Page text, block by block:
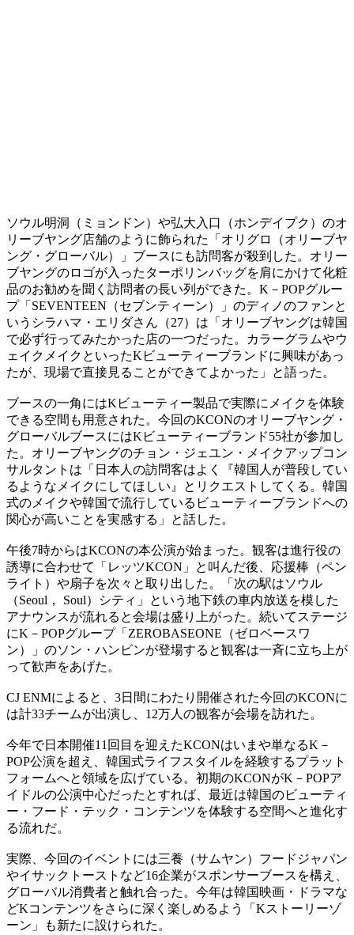
ソウル明洞（ミョンドン）や弘大入口（ホンデイプク）のオ
リーブヤング店舗のように飾られた「オリグロ（オリーブヤ
ング・グローバル）」ブースにも訪問客が殺到した。オリー
ブヤングのロゴが入ったターポリンバッグを肩にかけて化粧
品のお勧めを聞く訪問者の長い列ができた。K－POPグルー
プ「SEVENTEEN（セブンティーン）」のディノのファンと
いうシラハマ・エリダさん（27）は「オリーブヤングは韓国
で必ず行ってみたかった店の一つだった。カラーグラムやウ
ェイクメイクといったKビューティーブランドに興味があっ
たが、現場で直接見ることができてよかった」と語った。
ブースの一角にはKビューティー製品で実際にメイクを体験
できる空間も用意された。今回のKCONのオリーブヤング・
グローバルブースにはKビューティーブランド55社が参加し
た。オリーブヤングのチョン・ジェユン・メイクアップコン
サルタントは「日本人の訪問客はよく『韓国人が普段してい
るようなメイクにしてほしい』とリクエストしてくる。韓国
式のメイクや韓国で流行しているビューティーブランドへの
関心が高いことを実感する」と話した。
午後7時からはKCONの本公演が始まった。観客は進行役の
誘導に合わせて「レッツKCON」と叫んだ後、応援棒（ペン
ライト）や扇子を次々と取り出した。「次の駅はソウル
（Seoul， Soul）シティ」という地下鉄の車内放送を模した
アナウンスが流れると会場は盛り上がった。続いてステージ
にK－POPグループ「ZEROBASEONE（ゼロベースワ
ン）」のソン・ハンビンが登場すると観客は一斉に立ち上が
って歓声をあげた。
CJ ENMによると、3日間にわたり開催された今回のKCONに
は計33チームが出演し、12万人の観客が会場を訪れた。
今年で日本開催11回目を迎えたKCONはいまや単なるK－
POP公演を超え、韓国式ライフスタイルを経験するプラット
フォームへと領域を広げている。初期のKCONがK－POPア
イドルの公演中心だったとすれば、最近は韓国のビューティ
ー・フード・テック・コンテンツを体験する空間へと進化す
る流れだ。
実際、今回のイベントには三養（サムヤン）フードジャパン
やイサックトーストなど16企業がスポンサーブースを構え、
グローバル消費者と触れ合った。今年は韓国映画・ドラマな
どKコンテンツをさらに深く楽しめるよう「Kストーリーゾ
ーン」も新たに設けられた。